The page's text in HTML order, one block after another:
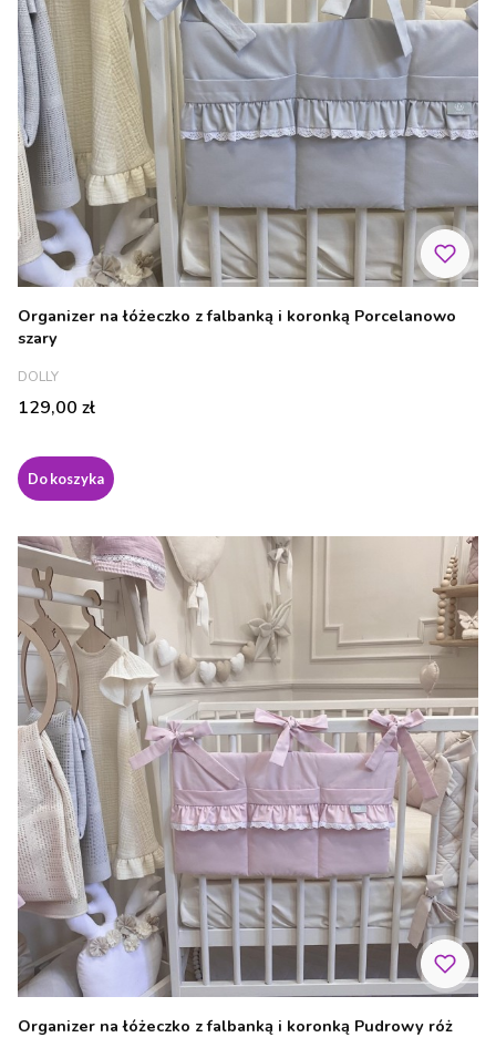
Organizer na łóżeczko z falbanką i koronką Porcelanowo
szary
PRODUCENT
DOLLY
Cena
129,00 zł
Do koszyka
Organizer na łóżeczko z falbanką i koronką Pudrowy róż